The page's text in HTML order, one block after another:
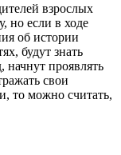
взрослых
но если в ходе
об истории
будут знать
начнут проявлять
свои
то можно считать,